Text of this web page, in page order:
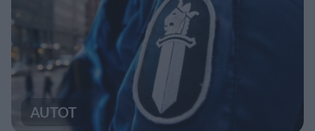
AUTOT